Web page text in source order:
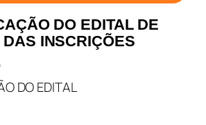
DO EDITAL DE
INSCRIÇÕES
DO EDITAL